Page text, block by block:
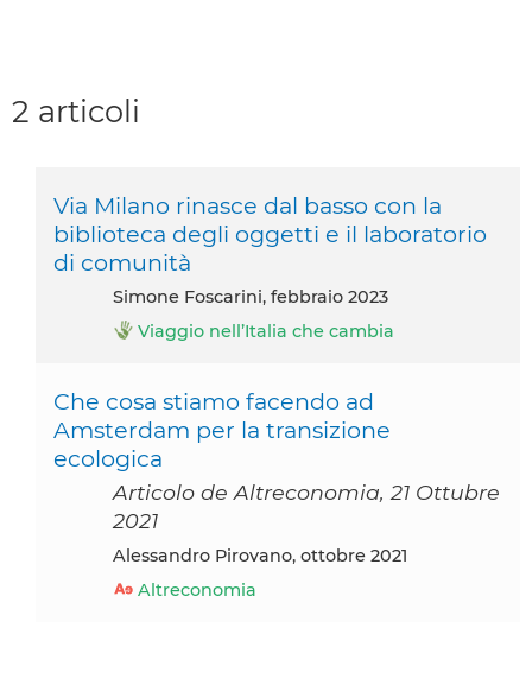
2 articoli
Via Milano rinasce dal basso con la
biblioteca degli oggetti e il laboratorio
di comunità
Simone Foscarini, febbraio 2023
Viaggio nell’Italia che cambia
Che cosa stiamo facendo ad
Amsterdam per la transizione
ecologica
Articolo de Altreconomia, 21 Ottubre
2021
Alessandro Pirovano, ottobre 2021
Altreconomia